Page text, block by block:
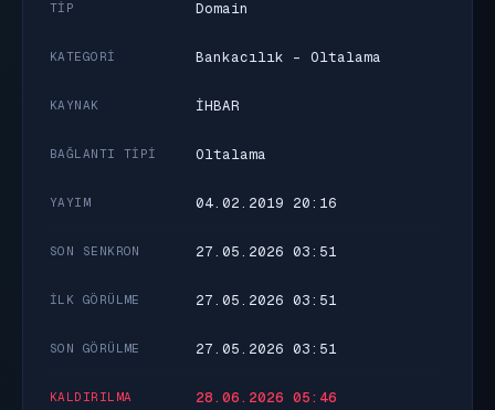
TIP Domain
KATEGORI Bankacılık - Oltalama
KAYNAK İHBAR
BAĞLANTI TIPI Oltalama
YAYIM 04.02.2019 20:16
SON SENKRON 27.05.2026 03:51
İLK GÖRÜLME 27.05.2026 03:51
SON GÖRÜLME 27.05.2026 03:51
KALDIRILMA 28.06.2026 05:46